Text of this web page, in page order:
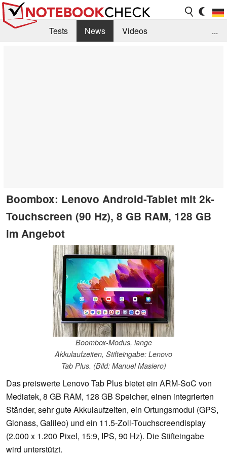
Tests News
Videos
...
Boombox: Lenovo Android-Tablet mit 2k-
Touchscreen (90 Hz), 8 GB RAM, 128 GB
im Angebot
Boombox-Modus, lange
Akkulaufzeiten, Stifteingabe: Lenovo
Tab Plus. (Bild: Manuel Masiero)
Das preiswerte Lenovo Tab Plus bietet ein ARM-SoC von
Mediatek, 8 GB RAM, 128 GB Speicher, einen integrierten
Ständer, sehr gute Akkulaufzeiten, ein Ortungsmodul (GPS,
Glonass, Galileo) und ein 11.5-Zoll-Touchscreendisplay
(2.000 x 1.200 Pixel, 15:9, IPS, 90 Hz). Die Stifteingabe
wird unterstützt.